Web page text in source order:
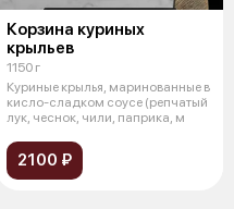
Корзина куриных
крыльев
1150 г
Куриные крылья, маринованные в
кисло-сладком соусе (репчатый
лук, чеснок, чили, паприка, м
2100 ₽